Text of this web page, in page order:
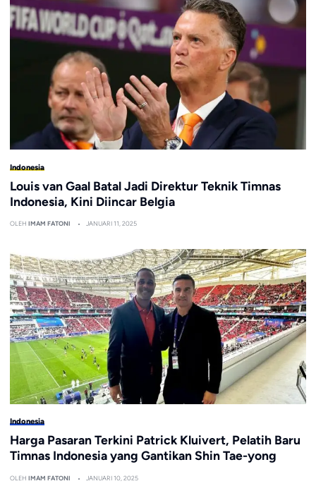
Indonesia
Louis van Gaal Batal Jadi Direktur Teknik Timnas
Indonesia, Kini Diincar Belgia
OLEH IMAM FATONI JANUARI 11, 2025
Indonesia
Harga Pasaran Terkini Patrick Kluivert, Pelatih Baru
Timnas Indonesia yang Gantikan Shin Tae-yong
OLEH IMAM FATONI JANUARI 10, 2025